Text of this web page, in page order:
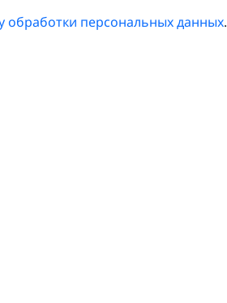
обработки персональных данных.